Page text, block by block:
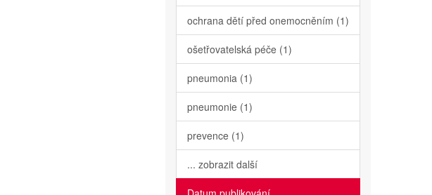
ochrana dětí před onemocněním (1)
ošetřovatelská péče (1)
pneumonia (1)
pneumonie (1)
prevence (1)
... zobrazit další